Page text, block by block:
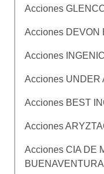
Acciones
Acciones DEVON
Acciones
Acciones UNDER
Acciones BEST
Acciones ARYZTA
Acciones CIA DE
BUENAVENTURA